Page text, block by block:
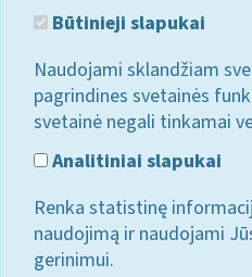
Būtinieji slapukai
Naudojami sklandžiam
pagrindines svetainės
svetainė negali tinkamai
Analitiniai slapukai
Renka statistinę
naudojimą ir naudojami
gerinimui.